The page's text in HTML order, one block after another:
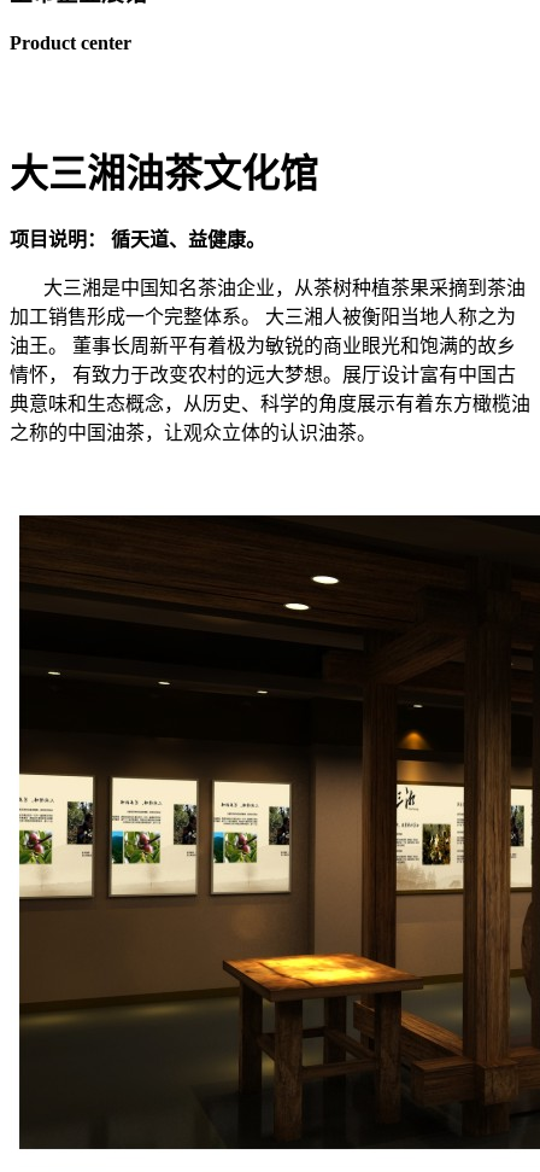
Product center
大三湘油茶文化馆
项目说明： 循天道、益健康。
大三湘是中国知名茶油企业，从茶树种植茶果采摘到茶油
加工销售形成一个完整体系。 大三湘人被衡阳当地人称之为
油王。 董事长周新平有着极为敏锐的商业眼光和饱满的故乡
情怀， 有致力于改变农村的远大梦想。展厅设计富有中国古
典意味和生态概念，从历史、科学的角度展示有着东方橄榄油
之称的中国油茶，让观众立体的认识油茶。